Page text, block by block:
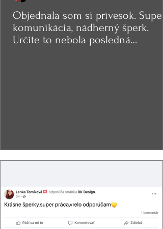
Objednala som si prívesok. Super
komunikácia, nádherný šperk.
Určite to nebola posledná